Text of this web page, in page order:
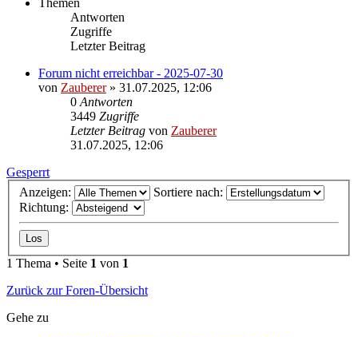
Antworten
Zugriffe
Letzter Beitrag
Forum nicht erreichbar - 2025-07-30
von Zauberer» 31.07.2025, 12:06
0 Antworten
3449 Zugriffe
Letzter Beitrag von Zauberer
31.07.2025, 12:06
Gesperrt
Anzeigen:
Sortiere nach:
Richtung:
1 Thema • Seite 1 von 1
Zurück zur Foren-Übersicht
Gehe zu